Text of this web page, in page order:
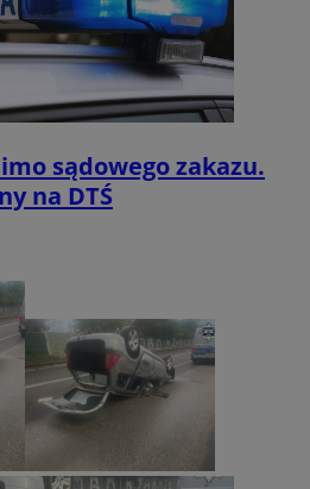
sądowego zakazu.
na DTŚ